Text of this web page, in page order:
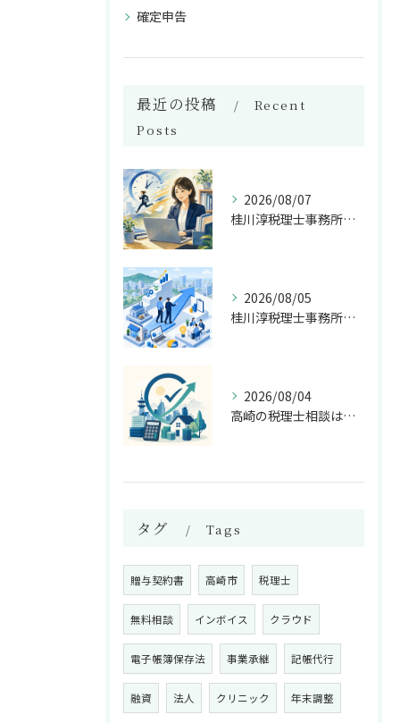
確定申告
最近の投稿
Recent
Posts
2026/08/07
桂川淳税理士事務所が選ばれる2日以内対応
2026/08/05
桂川淳税理士事務所が高崎の経営相談で担う伴走支援
2026/08/04
高崎の税理士相談は法人税と資産税を早めに整える
タグ Tags
贈与契約書 高崎市 税理士
無料相談 インボイス クラウド
電子帳簿保存法 事業承継 記帳代行
融資 法人 クリニック 年末調整